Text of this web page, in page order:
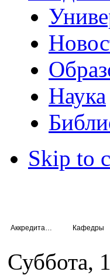
Наука
Skip to
Кафедры
Суббота,